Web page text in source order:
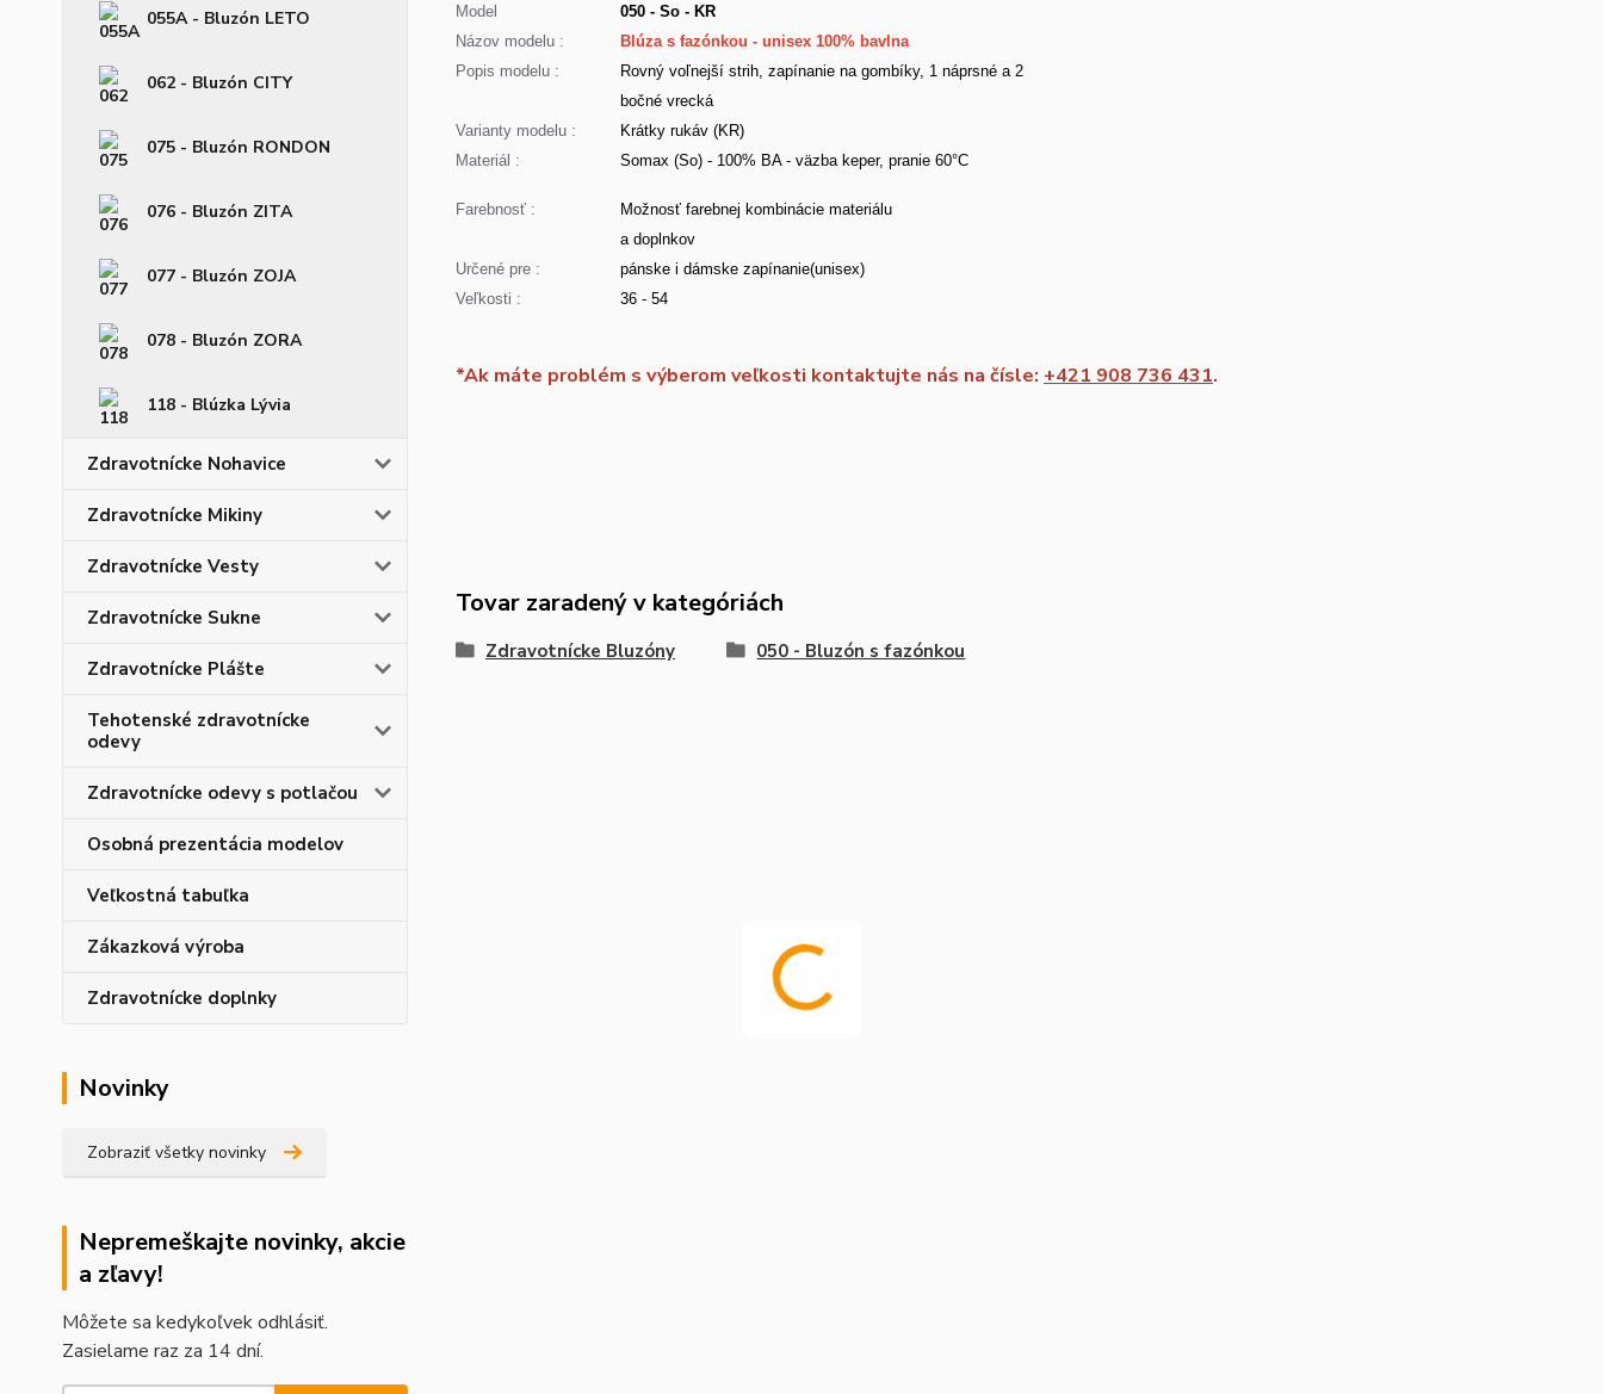
055A - Bluzón LETO
062 - Bluzón CITY
075 - Bluzón RONDON
076 - Bluzón ZITA
077 - Bluzón ZOJA
078 - Bluzón ZORA
118 - Blúzka Lývia
Zdravotnícke Nohavice
Zdravotnícke Mikiny
Zdravotnícke Vesty
Zdravotnícke Sukne
Zdravotnícke Plášte
Tehotenské zdravotnícke
odevy
Zdravotnícke odevy s potlačou
Osobná prezentácia modelov
Veľkostná tabuľka
Zákazková výroba
Zdravotnícke doplnky
Novinky
Zobraziť všetky novinky
Nepremeškajte novinky, akcie
a zľavy!
Môžete sa kedykoľvek odhlásiť.
Zasielame raz za 14 dní.
Model
050 - So - KR
Názov modelu :
Blúza s fazónkou - unisex 100% bavlna
Popis modelu :
Rovný voľnejší strih, zapínanie na gombíky, 1 náprsné a 2
bočné vrecká
Varianty modelu :
Krátky rukáv (KR)
Materiál :
Somax (So) - 100% BA - väzba keper, pranie 60°C
Farebnosť :
Možnosť farebnej kombinácie materiálu
a doplnkov
Určené pre :
pánske i dámske zapínanie(unisex)
Veľkosti :
36 - 54
*Ak máte problém s výberom veľkosti kontaktujte nás na čísle: +421 908 736 431.
Tovar zaradený v kategóriách
Zdravotnícke Bluzóny 050 - Bluzón s fazónkou